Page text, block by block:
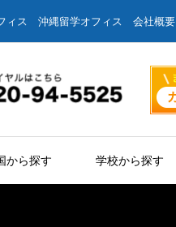
ィス 沖縄留学オフィス 会社概要
から探す 学校から探す